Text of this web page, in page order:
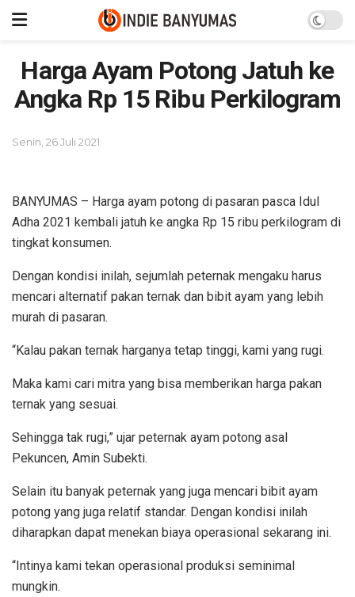
Harga Ayam Potong Jatuh ke
Angka Rp 15 Ribu Perkilogram
Senin, 26 Juli 2021
BANYUMAS – Harga ayam potong di pasaran pasca Idul
Adha 2021 kembali jatuh ke angka Rp 15 ribu perkilogram di
tingkat konsumen.
Dengan kondisi inilah, sejumlah peternak mengaku harus
mencari alternatif pakan ternak dan bibit ayam yang lebih
murah di pasaran.
“Kalau pakan ternak harganya tetap tinggi, kami yang rugi.
Maka kami cari mitra yang bisa memberikan harga pakan
ternak yang sesuai.
Sehingga tak rugi,” ujar peternak ayam potong asal
Pekuncen, Amin Subekti.
Selain itu banyak peternak yang juga mencari bibit ayam
potong yang juga relatif standar. Dengan kondisi inilah
diharapkan dapat menekan biaya operasional sekarang ini.
“Intinya kami tekan operasional produksi seminimal
mungkin.